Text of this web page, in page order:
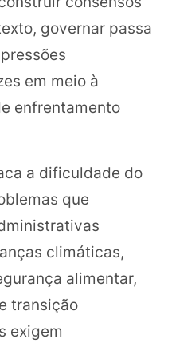
governar passa
em meio à
enfrentamento
a dificuldade do
que
climáticas,
alimentar,
transição
exigem